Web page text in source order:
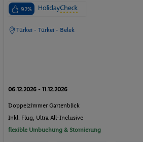
92%
Türkei - Türkei - Belek
06.12.2026 - 11.12.2026
Doppelzimmer Gartenblick
Inkl. Flug, Ultra All-Inclusive
flexible Umbuchung & Stornierung